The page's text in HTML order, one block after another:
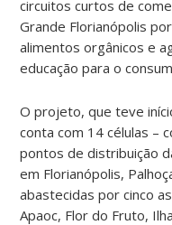
circuitos curtos de
Grande Florianópolis
alimentos orgânicos e
educação para o
O projeto, que teve
conta com 14 células –
pontos de distribuição
em Florianópolis,
abastecidas por cinco
Apaoc, Flor do Fruto,